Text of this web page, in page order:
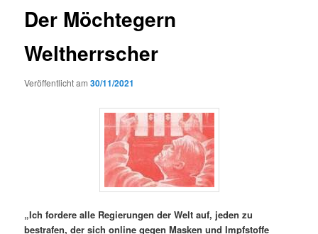
Der Möchtegern
Weltherrscher
Veröffentlicht am30/11/2021
„Ich fordere alle Regierungen der Welt auf, jeden zu
bestrafen, der sich online gegen Masken und Impfstoffe